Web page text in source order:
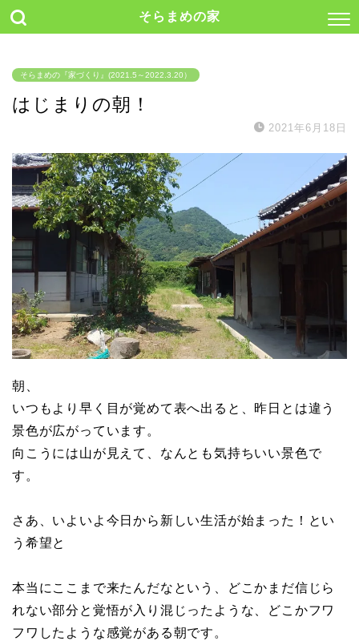
そらまめの家
そらまめの『家づくり』(2021.5～2022.3.20）
はじまりの朝！
2021年6月18日
朝、
いつもより早く目が覚めて表へ出ると、昨日とは違う
景色が広がっています。
向こうには山が見えて、なんとも気持ちいい景色で
す。
さあ、いよいよ今日から新しい生活が始まった！とい
う希望と
本当にここまで来たんだなという、どこかまだ信じら
れない部分と覚悟が入り混じったような、どこかフワ
フワしたような感覚がある朝です。